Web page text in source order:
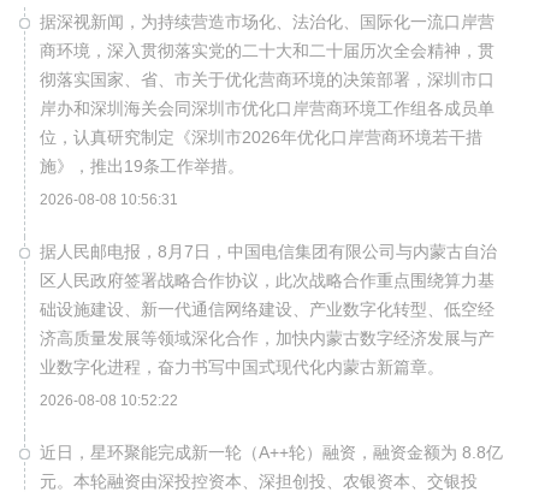
据深视新闻，为持续营造市场化、法治化、国际化一流口岸营
商环境，深入贯彻落实党的二十大和二十届历次全会精神，贯
彻落实国家、省、市关于优化营商环境的决策部署，深圳市口
岸办和深圳海关会同深圳市优化口岸营商环境工作组各成员单
位，认真研究制定《深圳市2026年优化口岸营商环境若干措
施》，推出19条工作举措。
2026-08-08 10:56:31
据人民邮电报，8月7日，中国电信集团有限公司与内蒙古自治
区人民政府签署战略合作协议，此次战略合作重点围绕算力基
础设施建设、新一代通信网络建设、产业数字化转型、低空经
济高质量发展等领域深化合作，加快内蒙古数字经济发展与产
业数字化进程，奋力书写中国式现代化内蒙古新篇章。
2026-08-08 10:52:22
近日，星环聚能完成新一轮（A++轮）融资，融资金额为 8.8亿
元。本轮融资由深投控资本、深担创投、农银资本、交银投